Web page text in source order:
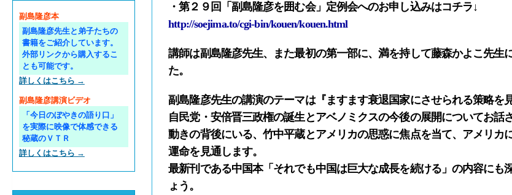
・第２９回「副島隆彦を囲む会」定例会へのお申し込みはコチラ↓
http://soejima.to/cgi-bin/kouen/kouen.html
講師は副島隆彦先生、また最初の第一部に、満を持して藤森かよこ先生
た。
副島隆彦先生の講演のテーマは『ますます衰退国家にさせられる策略を
自民党・安倍晋三政権の誕生とアベノミクスの今後の展開についてお話
動きの背後にいる、竹中平蔵とアメリカの思惑に焦点を当て、アメリカ
運命を見通します。
最新刊である中国本「それでも中国は巨大な成長を続ける」 の内容にも
ょう。
副島隆彦本
副島隆彦先生と弟子たちの
書籍をご紹介しています。
外部リンクから購入するこ
とも可能です。
詳しくはこちら →
副島隆彦講演ビデオ
「今日のぼやきの語り口」
を実際に映像で体感できる
秘蔵のＶＴＲ
詳しくはこちら →